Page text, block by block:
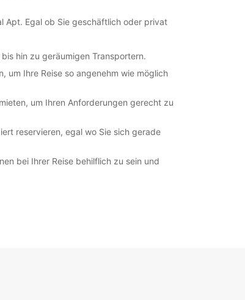
Apt. Egal ob Sie geschäftlich oder privat
hin zu geräumigen Transportern.
um Ihre Reise so angenehm wie möglich
um Ihren Anforderungen gerecht zu
reservieren, egal wo Sie sich gerade
bei Ihrer Reise behilflich zu sein und